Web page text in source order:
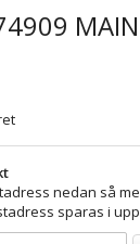
nedan så
sparas i